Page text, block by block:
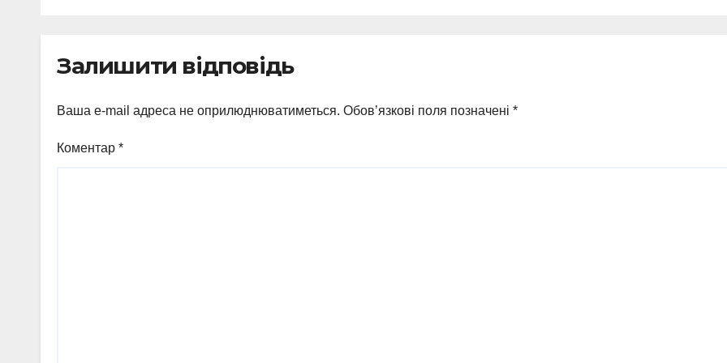
Залишити відповідь
Ваша e-mail адреса не оприлюднюватиметься. Обов’язкові поля позначені *
Коментар *